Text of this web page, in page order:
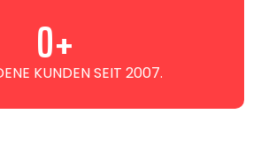
KUNDEN SEIT 2007.
0+